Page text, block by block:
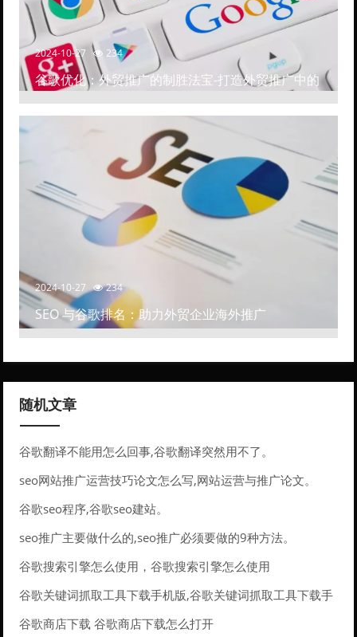
2024-10-27 234
谷歌优化：外贸推广的制胜法宝-打造外贸推广中的
高排名网站
2024-10-27 234
SEO 与谷歌排名：助力外贸企业海外推广
随机文章
谷歌翻译不能用怎么回事,谷歌翻译突然用不了。
seo网站推广运营技巧论文怎么写,网站运营与推广论文。
谷歌seo程序,谷歌seo建站。
seo推广主要做什么的,seo推广必须要做的9种方法。
谷歌搜索引擎怎么使用，谷歌搜索引擎怎么使用
谷歌关键词抓取工具下载手机版,谷歌关键词抓取工具下载手
机版。
谷歌商店下载 谷歌商店下载怎么打开